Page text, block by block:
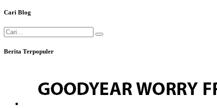
Cari Blog
Berita Terpopuler